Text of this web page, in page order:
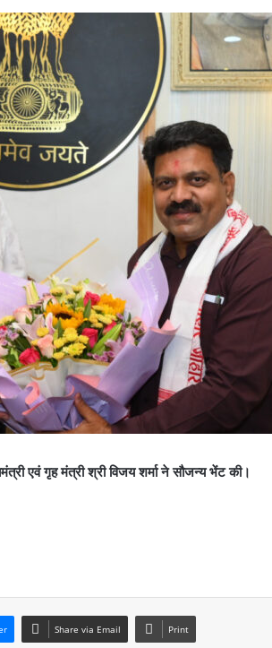
एवं गृह मंत्री श्री विजय शर्मा ने सौजन्य भेंट की।
Share via Email Print